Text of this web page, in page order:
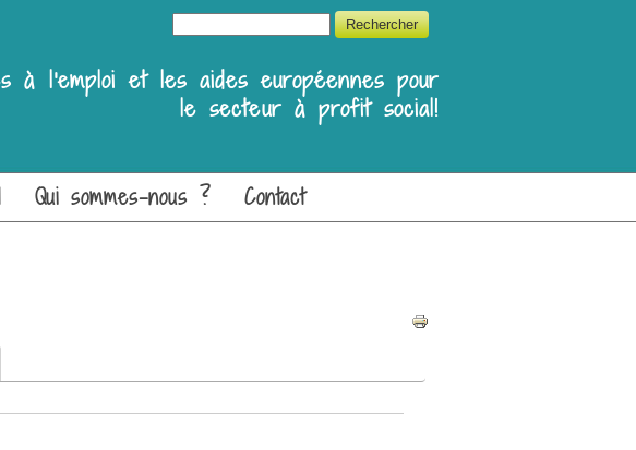
à l'emploi et les aides européennes pour
le secteur à profit social!
Formulaire de recherche
Rechercher
Qui sommes-nous ? Contact